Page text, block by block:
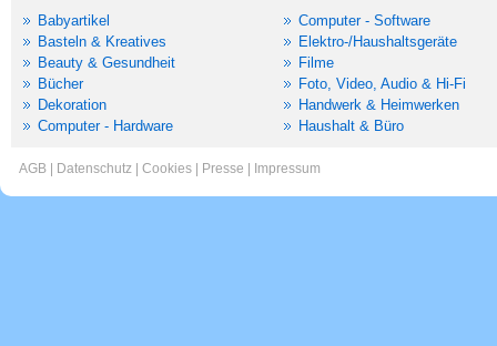
Babyartikel
Basteln & Kreatives
Beauty & Gesundheit
Bücher
Dekoration
Computer - Hardware
Computer - Software
Elektro-/Haushaltsgeräte
Filme
Foto, Video, Audio & Hi-Fi
Handwerk & Heimwerken
Haushalt & Büro
AGB Datenschutz Cookies Presse Impressum